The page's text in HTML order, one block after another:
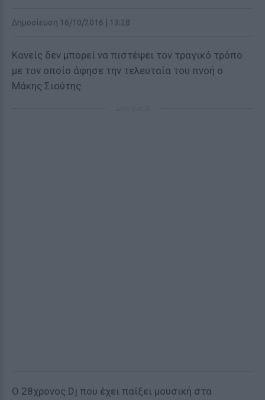
Δημοσίευση 16/10/2016 | 13:28
Κανείς δεν μπορεί να πιστέψει τον τραγικό τρόπο
με τον οποίο άφησε την τελευταία του πνοή ο
Μάκης Σιούτης.
Ο 28χρονος Dj που έχει παίξει μουσική στα